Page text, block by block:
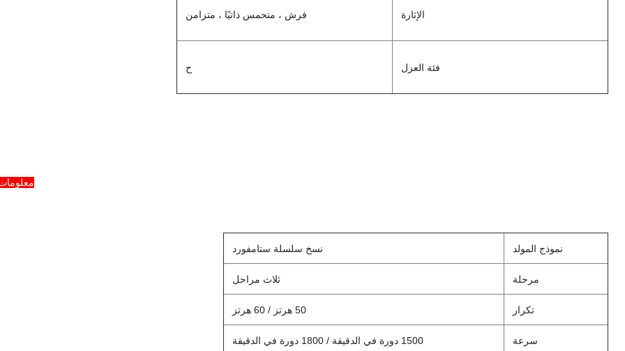
الإثارة فرش ، متحمس ذاتيًا ، متزامن
فئة العزل ح
نموذج المولد نسخ سلسلة ستامفورد
مرحلة ثلاث مراحل
تكرار 50 هرتز / 60 هرتز
سرعة 1500 دورة في الدقيقة / 1800 دورة في الدقيقة